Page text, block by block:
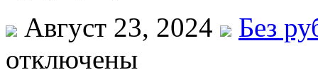
Август 23, 2024
Без
отключены